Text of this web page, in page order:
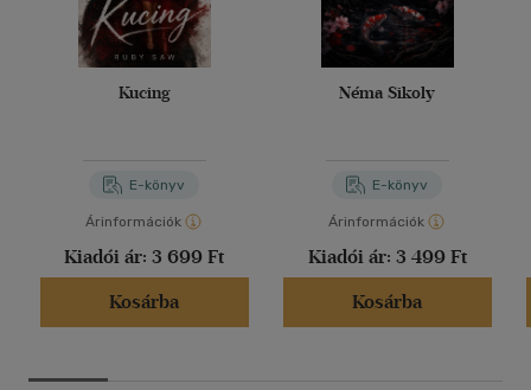
Kucing
E-könyv
Árinformációk
Kiadói ár: 3 699 Ft
Kosárba
Néma Sikoly
E-könyv
Árinformációk
Kiadói ár: 3 499 Ft
Kosárba